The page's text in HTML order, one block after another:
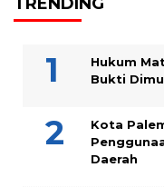
Hukum
Bukti
Kota
Daerah